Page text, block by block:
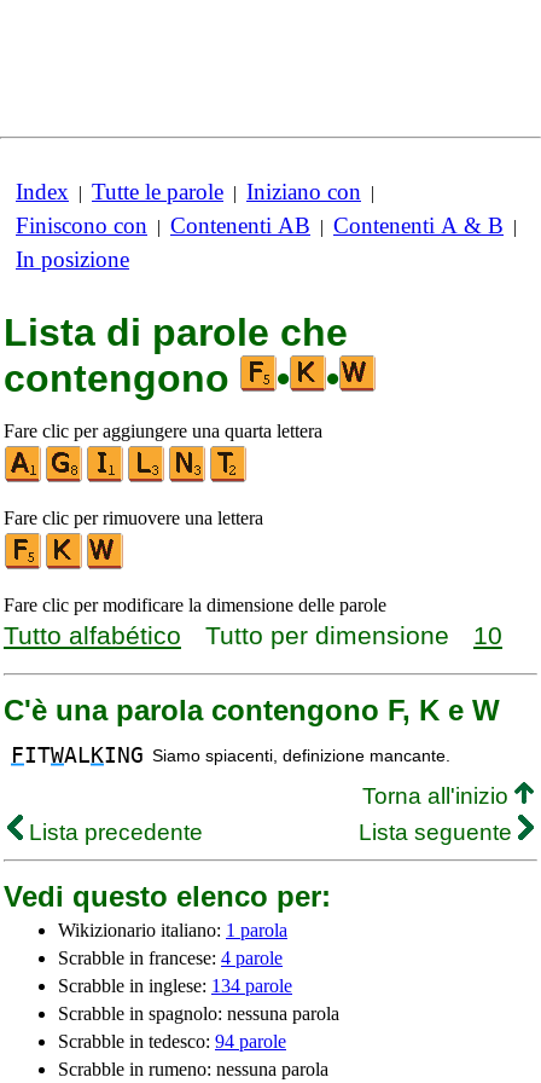
Index | Tutte le parole | Iniziano con |
Finiscono con | Contenenti AB | Contenenti A & B |
In posizione
Lista di parole che
contengono
• •
Fare clic per aggiungere una quarta lettera
Fare clic per rimuovere una lettera
Fare clic per modificare la dimensione delle parole
Tutto alfabético Tutto per dimensione 10
C'è una parola contengono F, K e W
FITWAL KING Siamo spiacenti, definizione mancante.
Torna all'inizio
Lista precedente
Lista seguente
Vedi questo elenco per:
Wikizionario italiano: 1 parola
Scrabble in francese: 4 parole
Scrabble in inglese: 134 parole
Scrabble in spagnolo: nessuna parola
Scrabble in tedesco: 94 parole
Scrabble in rumeno: nessuna parola